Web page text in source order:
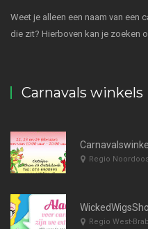
Weet je alleen een naam van een
die zit? Hierboven kan je zoeken
Carnavals winkels
Regio
Regio West-